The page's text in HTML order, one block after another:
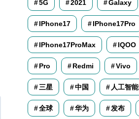
5G 2021 Galaxy
IPhone17 IPhone17Pro
IPhone17ProMax IQOO
Pro Redmi Vivo
三星 中国 人工智能
全球 华为 发布